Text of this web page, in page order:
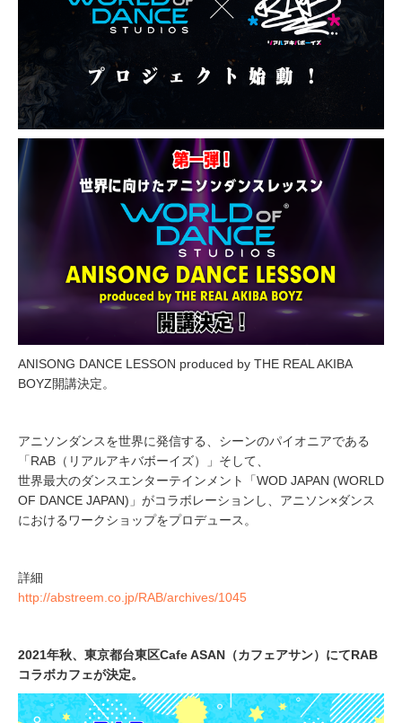
ANISONG DANCE LESSON produced by THE REAL AKIBA
BOYZ開講決定。
アニソンダンスを世界に発信する、シーンのパイオニアである
「RAB（リアルアキバボーイズ）」そして、
世界最大のダンスエンターテインメント「WOD JAPAN (WORLD
OF DANCE JAPAN)」がコラボレーションし、アニソン×ダンス
におけるワークショップをプロデュース。
詳細
http://abstreem.co.jp/RAB/archives/1045
2021年秋、東京都台東区Cafe ASAN（カフェアサン）にてRAB
コラボカフェが決定。